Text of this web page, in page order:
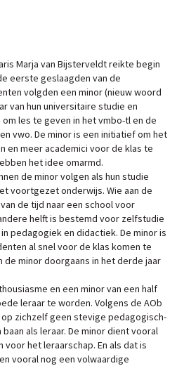
Marja van Bijsterveldt reikte begin
eerste geslaagden van de
volgden een minor (nieuw woord
van hun universitaire studie en
les te geven in het vmbo-tl en de
vwo. De minor is een initiatief om het
en meer academici voor de klas te
het idee omarmd.
de minor volgen als hun studie
voortgezet onderwijs. Wie aan de
de tijd naar een school voor
helft is bestemd voor zelfstudie
pedagogiek en didactiek. De minor is
al snel voor de klas komen te
de minor doorgaans in het derde jaar
en een minor van een half
leraar te worden. Volgens de AOb
zichzelf geen stevige pedagogisch-
als leraar. De minor dient vooral
het leraarschap. En als dat is
vooral nog een volwaardige